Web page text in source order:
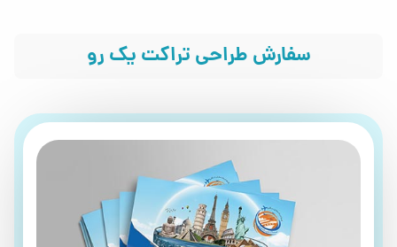
سفارش طراحی تراکت یک رو